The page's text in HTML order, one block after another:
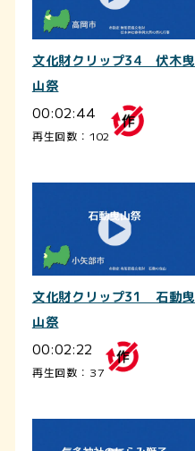
文化財クリップ34 伏木曳
山祭
00:02:44
再生回数：102
文化財クリップ31 石動曳
山祭
00:02:22
再生回数：37